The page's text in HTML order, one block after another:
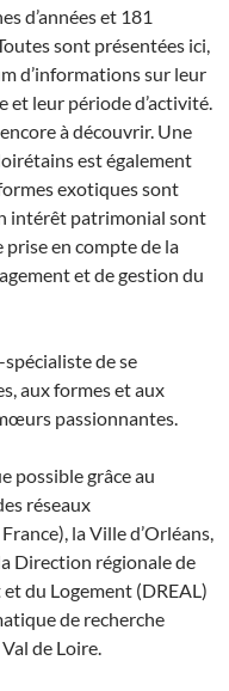
d’années et 181
sont présentées ici,
d’informations sur leur
et leur période d’activité.
à découvrir. Une
est également
exotiques sont
intérêt patrimonial sont
en compte de la
et de gestion du
de se
aux formes et aux
passionnantes.
possible grâce au
réseaux
la Ville d’Orléans,
Direction régionale de
du Logement (DREAL)
de recherche
de Loire.